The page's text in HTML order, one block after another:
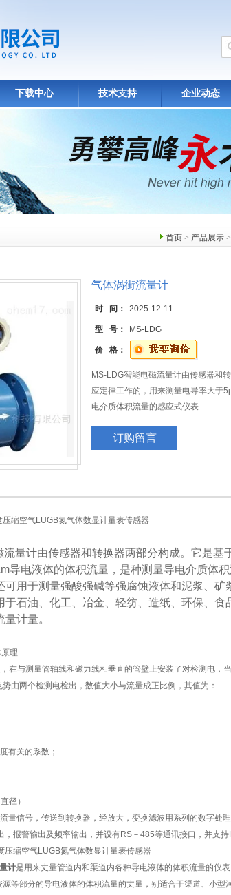
下载中心 技术支持 企业动态
首页 > 产品展示
气体涡街流量计
时 间： 2025-12-11
型 号： MS-LDG
价 格：
MS-LDG智能电磁流量计由传感器和
应定律工作的，用来测量电导率大于
电介质体积流量的感应式仪表
订购留言
缩空气LUGB氮气体数显计量表传感器
计由传感器和转换器两部分构成。它是基
导电液体的体积流量，是种测量导电介质体
可用于测量强酸强碱等强腐蚀液体和泥浆、
于石油、化工、冶金、轻纺、造纸、环保、
计量。
理
与测量管轴线和磁力线相垂直的管壁上安装了对检测电，
由两个检测电检出，数值大小与流量成正比例，其值为：
关的系数；
径）
信号，传送到转换器，经放大，变换滤波用系列的数字处
，报警输出及频率输出，并设有RS－485等通讯接口，并支
压缩空气LUGB氮气体数显计量表传感器
计是用来丈量管道内和渠道内各种导电液体的体积流量的仪
等部分的导电液体的体积流量的丈量，别适合于渠道、小